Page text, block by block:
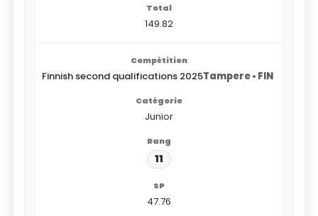
149.82
Finnish second qualifications 2025Tampere • FIN
Junior
11
47.76